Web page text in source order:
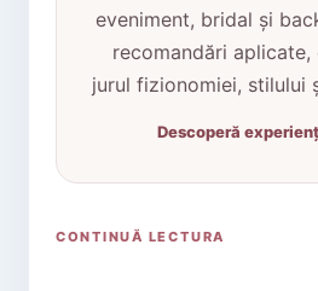
eveniment, bridal și
recomandări
jurul fizionomiei, stilului
Descoperă
CONTINUĂ LECTURA